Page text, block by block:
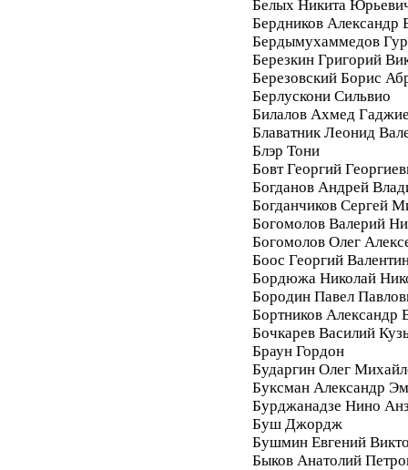
Белых Никита
Бердников Александр
Бердымухаммедов
Березкин Григорий
Березовский Борис
Берлускони Сильвио
Билалов Ахмед
Блаватник Леонид
Блэр Тони
Бовт Георгий
Богданов Андрей
Богданчиков Сергей
Богомолов Валерий
Богомолов Олег
Боос Георгий
Бордюжа Николай
Бородин Павел
Бортников Александр
Бочкарев Василий
Браун Гордон
Бударгин Олег
Буксман Александр
Бурджанадзе Нино
Буш Джордж
Бушмин Евгений
Быков Анатолий